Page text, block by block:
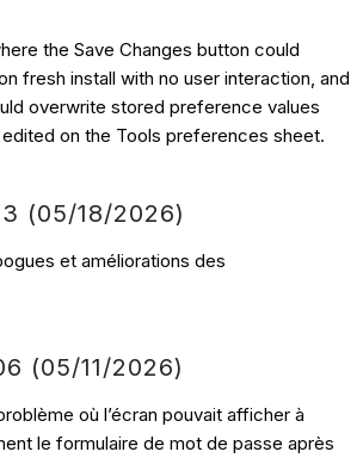
the Save Changes button could
fresh install with no user interaction, and
overwrite stored preference values
on the Tools preferences sheet.
(05/18/2026)
et améliorations des
(05/11/2026)
où l’écran pouvait afficher à
le formulaire de mot de passe après